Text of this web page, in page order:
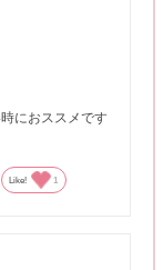
におススメです
Like! 1